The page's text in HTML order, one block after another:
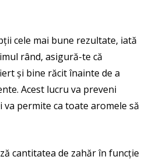
cele mai bune rezultate, iată
rând, asigură-te că
și bine răcit înainte de a
Acest lucru va preveni
va permite ca toate aromele să
cantitatea de zahăr în funcție